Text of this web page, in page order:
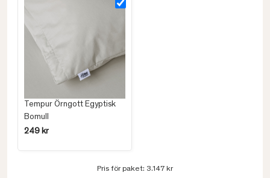
Tempur Örngott Egyptisk
Bomull
249 kr
Pris för paket: 3.147 kr